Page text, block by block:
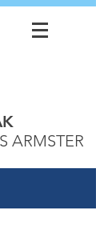
ARMSTER